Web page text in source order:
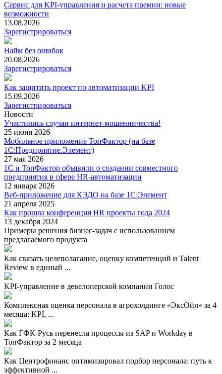
Сервис для KPI-управления и расчета премии: новые
возможности
13.08.2026
Зарегистрироваться
Найм без ошибок
20.08.2026
Зарегистрироваться
Как защитить проект по автоматизации KPI
15.09.2026
Зарегистрироваться
Новости
Участились случаи интернет-мошенничества!
25 июня 2026
Мобильное приложение ТопФактор (на базе
1С:Предприятие.Элемент)
27 мая 2026
1С и ТопФактор объявили о создании совместного
предприятия в сфере HR-автоматизации
12 января 2026
Веб-приложение для КЭДО на базе 1С:Элемент
21 апреля 2025
Как прошла конференция HR проекты года 2024
13 декабря 2024
Примеры решения бизнес-задач с использованием
предлагаемого продукта
Как связать целеполагание, оценку компетенций и Talent
Review в единый ...
KPI-управление в девелоперской компании Голос
Комплексная оценка персонала в агрохолдинге «ЭксОйл» за 4
месяца: KPI, ...
Как ГФК-Русь перенесла процессы из SAP и Workday в
ТопФактор за 2 месяца
Как Центрофинанс оптимизировал подбор персонала: путь к
эффективной ...